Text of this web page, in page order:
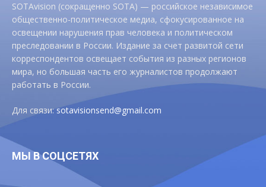
SOTAvision (сокращенно SOTA) — российское независимое
общественно-политическое медиа, сфокусированное на
освещении нарушения прав человека и политическом
преследовании в России. Издание за счет развитой сети
корреспондентов освещает события из разных регионов
мира, но большая часть его журналистов продолжают
работать в России.
Для связи:sotavisionsend@gmail.com
МЫ В СОЦСЕТЯХ